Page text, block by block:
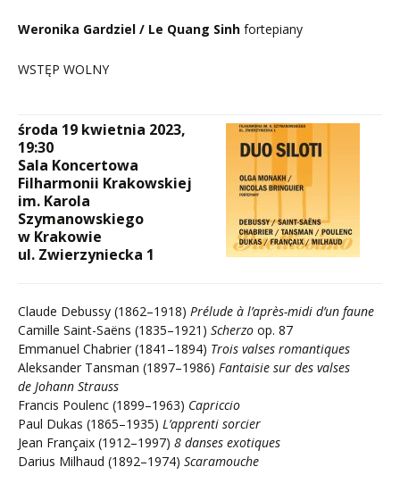
Weronika Gardziel / Le Quang Sinh fortepiany
WSTĘP WOLNY
środa 19 kwietnia 2023,
19:30
Sala Koncertowa
Filharmonii Krakowskiej
im. Karola
Szymanowskiego
w Krakowie
ul. Zwierzyniecka 1
Claude Debussy (1862–1918) Prélude à l’après-midi d’un faune
Camille Saint-Saëns (1835–1921) Scherzo op. 87
Emmanuel Chabrier (1841–1894) Trois valses romantiques
Aleksander Tansman (1897–1986) Fantaisie sur des valses
de Johann Strauss
Francis Poulenc (1899–1963) Capriccio
Paul Dukas (1865–1935) L’apprenti sorcier
Jean Françaix (1912–1997) 8 danses exotiques
Darius Milhaud (1892–1974) Scaramouche